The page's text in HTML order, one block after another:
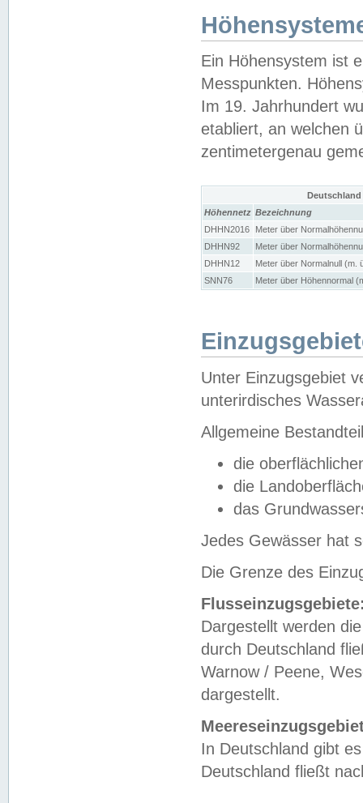
Ein Höhensystem ist
Messpunkten.
Im 19. Jahrhundert
etabliert, an welchen
zentimetergenau
Höhennetz Bezeichnung
DHHN2016
Meter über
DHHN92
Meter über
DHHN12
Meter über Normalnull (m.
SNN76
Meter über Höhennormal
Unter Einzugsgebiet
unterirdisches
Allgemeine
die
die
das
Jedes Gewässer hat
Die Grenze des
Dargestellt werden
durch Deutschland
Warnow / Peene,
dargestellt.
In Deutschland gibt
Deutschland fließt